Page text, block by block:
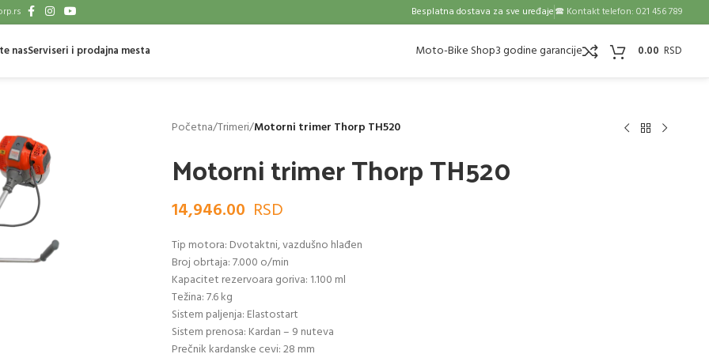
Besplatna dostava za sve uređaje🕿 Kontakt telefon: 021 456 789
nasServiseri i prodajna mesta Moto-Bike Shop3 godine garancije 0.00
Početna/Trimeri/Motorni trimer Thorp TH520
Motorni trimer Thorp TH520
14,946.00
Tip motora: Dvotaktni, vazdušno hlađen
Broj obrtaja: 7.000 o/min
Kapacitet rezervoara goriva: 1.100 ml
Težina: 7.6 kg
Sistem paljenja: Elastostart
Sistem prenosa: Kardan – 9 nuteva
Prečnik kardanske cevi: 28 mm